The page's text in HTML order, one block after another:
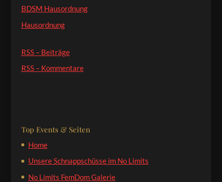
BDSM Hausordnung
Hausordnung
RSS – Beiträge
RSS – Kommentare
Top Events & Seiten
Home
Unsere Schnappschüsse im No Limits
No Limits FemDom Galerie